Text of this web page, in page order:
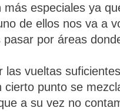
especiales ya
de ellos nos va a
por áreas
las vueltas
cierto punto se
a su vez no